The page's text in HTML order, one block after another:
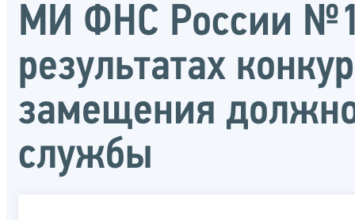
МИ ФНС России
результатах
замещения
службы